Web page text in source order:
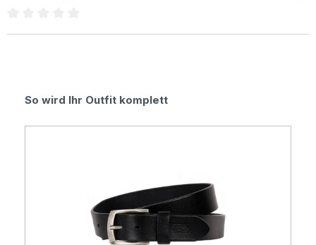
Produktgalerie überspringen
So wird Ihr Outfit komplett